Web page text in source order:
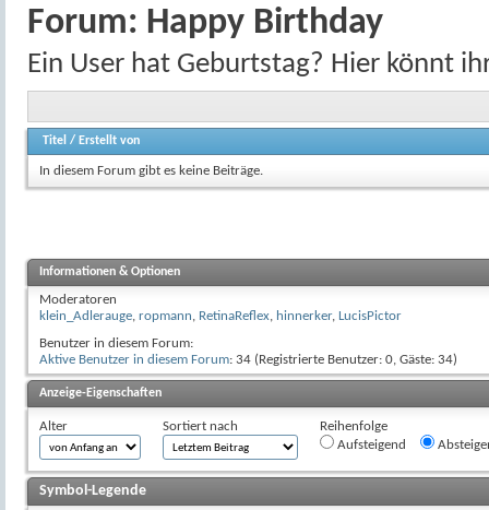
Forum: Happy Birthday
Ein User hat Geburtstag? Hier könnt
Titel / Erstellt von
In diesem Forum gibt es keine Beiträge.
Informationen & Optionen
Moderatoren
klein_Adlerauge, ropmann, RetinaReflex, hinnerker, LucisPictor
Benutzer in diesem Forum:
Aktive Benutzer in diesem Forum: 34 (Registrierte Benutzer: 0, Gäste: 34)
Anzeige-Eigenschaften
Alter Sortiert nach
Reihenfolge
Aufsteigend
Symbol-Legende